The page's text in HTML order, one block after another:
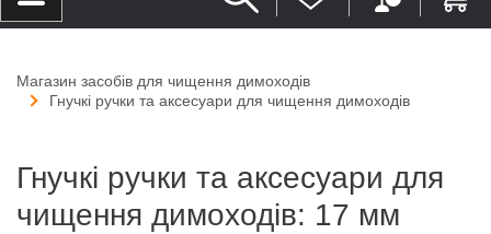
Магазин засобів для чищення димоходів
Гнучкі ручки та аксесуари для чищення димоходів
Гнучкі ручки та аксесуари для
чищення димоходів: 17 мм